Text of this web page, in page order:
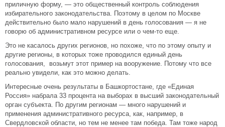
приличную форму, — это общественный контроль соблюдения
избирательного законодательства. Поэтому в целом по Москве
действительно было мало нарушений в день голосования — я не
говорю об административном ресурсе или о чем-то еще.
Это не касалось других регионов, но похоже, что по этому опыту и
другие регионы, в которых тоже проводился единый день
голосования, возьмут этот пример на вооружение. Потому что все
реально увидели, как это можно делать.
Интересные очень результаты в Башкортостане, где «Единая
Россия» набрала 33 процента на выборах в высший законодательный
орган субъекта. По другим регионам — много нарушений и
применения административного ресурса, как, например, в
Свердловской области, но тем не менее там победа. Там тоже народ